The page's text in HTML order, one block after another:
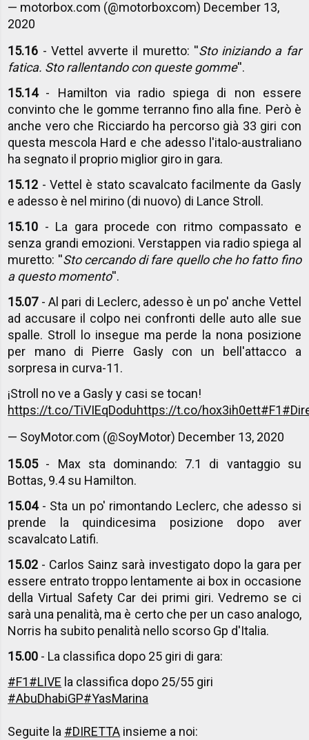
— motorbox.com (@motorboxcom) December 13,
2020
15.16 - Vettel avverte il muretto: ''Sto iniziando a far
fatica. Sto rallentando con queste gomme''.
15.14 - Hamilton via radio spiega di non essere
convinto che le gomme terranno fino alla fine. Però è
anche vero che Ricciardo ha percorso già 33 giri con
questa mescola Hard e che adesso l'italo-australiano
ha segnato il proprio miglior giro in gara.
15.12 - Vettel è stato scavalcato facilmente da Gasly
e adesso è nel mirino (di nuovo) di Lance Stroll.
15.10 - La gara procede con ritmo compassato e
senza grandi emozioni. Verstappen via radio spiega al
muretto: ''Sto cercando di fare quello che ho fatto fino
a questo momento''.
15.07- Al pari di Leclerc, adesso è un po' anche Vettel
ad accusare il colpo nei confronti delle auto alle sue
spalle. Stroll lo insegue ma perde la nona posizione
per mano di Pierre Gasly con un bell'attacco a
sorpresa in curva-11.
¡Stroll no ve a Gasly y casi se tocan!
https://t.co/TiVIEqDoduhttps://t.co/hox3ih0ett#F1
— SoyMotor.com (@SoyMotor) December 13, 2020
15.05 - Max sta dominando: 7.1 di vantaggio su
Bottas, 9.4 su Hamilton.
15.04- Sta un po' rimontando Leclerc, che adesso si
prende la quindicesima posizione dopo aver
scavalcato Latifi.
15.02 - Carlos Sainz sarà investigato dopo la gara per
essere entrato troppo lentamente ai box in occasione
della Virtual Safety Car dei primi giri. Vedremo se ci
sarà una penalità, ma è certo che per un caso analogo,
Norris ha subito penalità nello scorso Gp d'Italia.
15.00 - La classifica dopo 25 giri di gara:
#F1#LIVE la classifica dopo 25/55 giri
#AbuDhabiGP#YasMarina
Seguite la #DIRETTA insieme a noi: